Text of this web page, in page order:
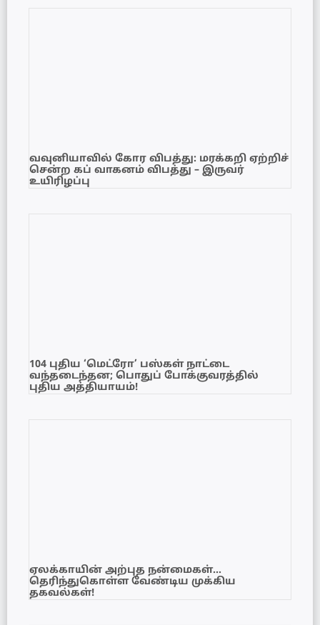
வவுனியாவில் கோர விபத்து: மரக்கறி ஏற்றிச்
சென்ற கப் வாகனம் விபத்து – இருவர்
உயிரிழப்பு
104 புதிய ‘மெட்ரோ’ பஸ்கள் நாட்டை
வந்தடைந்தன; பொதுப் போக்குவரத்தில்
புதிய அத்தியாயம்!
ஏலக்காயின் அற்புத நன்மைகள்…
தெரிந்துகொள்ள வேண்டிய முக்கிய
தகவல்கள்!